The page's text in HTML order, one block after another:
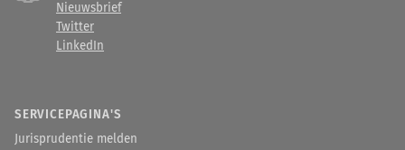
Nieuwsbrief
Twitter
LinkedIn
SERVICEPAGINA'S
Jurisprudentie melden